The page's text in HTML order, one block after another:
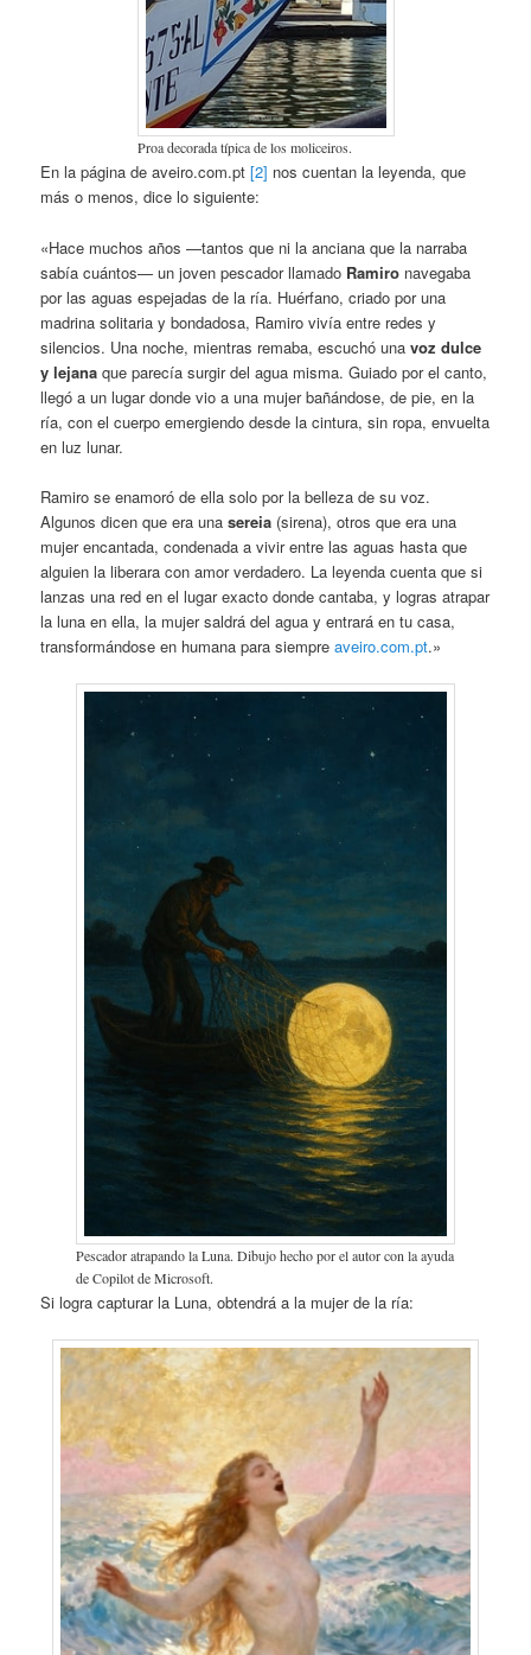
Proa decorada típica de los moliceiros.
En la página de aveiro.com.pt[2] nos cuentan la leyenda, que
más o menos, dice lo siguiente:
«Hace muchos años —tantos que ni la anciana que la narraba
sabía cuántos— un joven pescador llamado Ramiro navegaba
por las aguas espejadas de la ría. Huérfano, criado por una
madrina solitaria y bondadosa, Ramiro vivía entre redes y
silencios. Una noche, mientras remaba, escuchó unavoz dulce
y lejana que parecía surgir del agua misma. Guiado por el canto,
llegó a un lugar donde vio a una mujer bañándose, de pie, en la
ría, con el cuerpo emergiendo desde la cintura, sin ropa, envuelta
en luz lunar.
Ramiro se enamoró de ella solo por la belleza de su voz.
Algunos dicen que era unasereia (sirena), otros que era una
mujer encantada, condenada a vivir entre las aguas hasta que
alguien la liberara con amor verdadero. La leyenda cuenta que si
lanzas una red en el lugar exacto donde cantaba, y logras atrapar
la luna en ella, la mujer saldrá del agua y entrará en tu casa,
transformándose en humana para siempreaveiro.com.pt.»
Pescador atrapando la Luna. Dibujo hecho por el autor con la ayuda
de Copilot de Microsoft.
Si logra capturar la Luna, obtendrá a la mujer de la ría: